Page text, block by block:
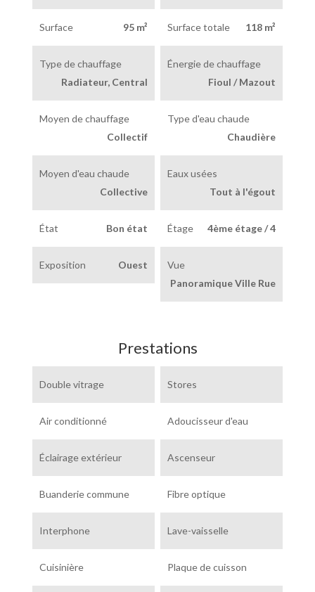
Surface 95 m² Surface totale 118 m²
Type de chauffage
Radiateur, Central
Énergie de chauffage
Fioul / Mazout
Moyen de chauffage
Collectif
Type d'eau chaude
Chaudière
Moyen d'eau chaude
Collective
Eaux usées
Tout à l'égout
État Bon état Étage 4ème étage / 4
Exposition Ouest
Vue
Panoramique Ville Rue
Prestations
Double vitrage Stores
Air conditionné Adoucisseur d'eau
Éclairage extérieur Ascenseur
Buanderie commune Fibre optique
Interphone Lave-vaisselle
Cuisinière Plaque de cuisson